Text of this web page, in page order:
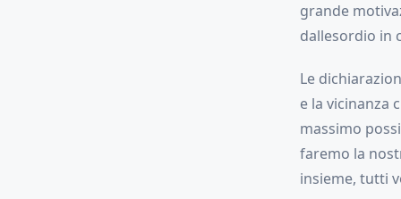
grande
dallesordio in
Le
e la vicinanza
massimo
faremo la
insieme, tutti